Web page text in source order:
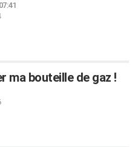
ma bouteille de gaz !